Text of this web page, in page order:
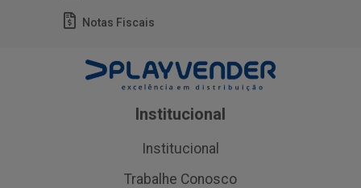
Notas Fiscais
Institucional
Institucional
Trabalhe Conosco